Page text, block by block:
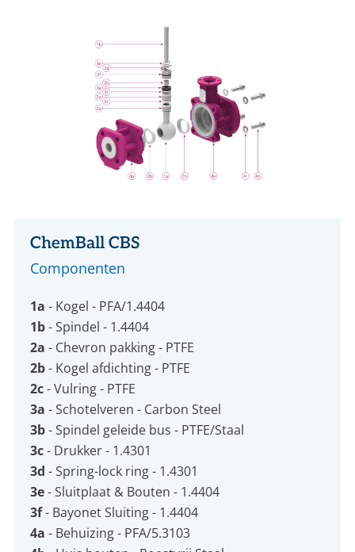
ChemBall CBS
Componenten
1a - Kogel - PFA/1.4404
1b- Spindel - 1.4404
2a - Chevron pakking - PTFE
2b- Kogel afdichting - PTFE
2c- Vulring - PTFE
3a - Schotelveren - Carbon Steel
3b- Spindel geleide bus - PTFE/Staal
3c- Drukker - 1.4301
3d - Spring-lock ring - 1.4301
3e- Sluitplaat & Bouten - 1.4404
3f- Bayonet Sluiting - 1.4404
4a - Behuizing - PFA/5.3103